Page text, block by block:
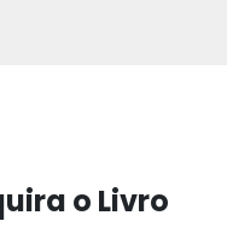
o Livro